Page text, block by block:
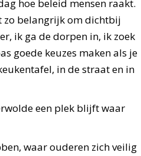
hoe beleid mensen raakt.
zo belangrijk om dichtbij
ik ga de dorpen in, ik zoek
goede keuzes maken als je
in de straat en in
een plek blijft waar
waar ouderen zich veilig